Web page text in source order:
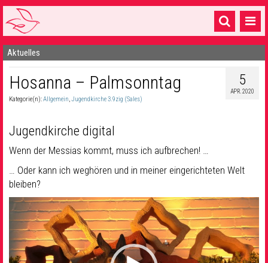
Startseite
1 Pfarrei
16 Gemeinden & mehr
Gottesdienste & Sinnsuche
Sakramente & Feste
Gemeinschaft & Soziales
Musik& Kultur
Seelsorge & Kontakt
Aktuelles
5
APR. 2020
Hosanna – Palmsonntag
Kategorie(n):Allgemein,Jugendkirche 3.9zig (Sales)
Jugendkirche digital
Wenn der Messias kommt, muss ich aufbrechen! …
… Oder kann ich weghören und in meiner eingerichteten Welt
bleiben?
Video-
Player